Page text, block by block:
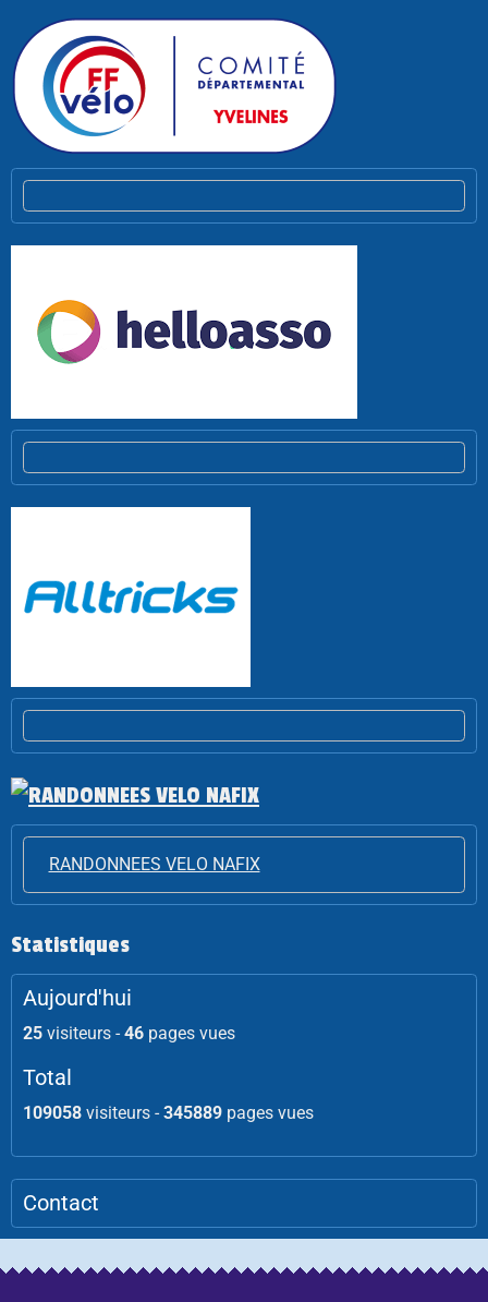
RANDONNEES VELO NAFIX
Statistiques
Aujourd'hui
25 visiteurs -46 pages vues
Total
109058 visiteurs -345889 pages vues
Contact